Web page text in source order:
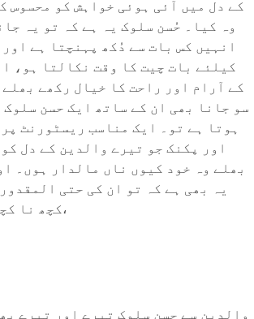
کے دل میں آئی ہوئی خواہش کو محسوس
وہ کیا۔ حُسن سلوک یہ ہے کہ تو یہ
انہیں کس بات سے دُکھ پہنچتا ہے
کیلئے بات چیت کا وقت نکالتا ہو،
کے آرام اور راحت کا خیال رکھے
سو جانا بھی ان کے ساتھ ایک حسن
ہوتا ہے تو۔ ایک مناسب ریسٹورنٹ
اور پکنک جو تیرے والدین کے دل
بھلے وہ خود کیوں ناں مالدار ہوں۔
یہ بھی ہے کہ تو ان کی حتی
کچھ نا کچھ کرتا رہے۔ حس سلوک یہ بھی ہے کہ تو ان کے لبوں پر کسی طرح ہنسی لاتا رہے بھلے تو اپنے نظروں میں کیوں ناں مسخرہ ہی لگ رہا ہو،
والدین سے حسن سلوک تیرے اور تیرے